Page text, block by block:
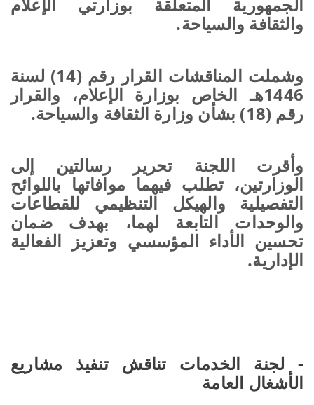
والثقافة والسياحة.
وشملت المناقشات القرار رقم (14) لسنة
1446هـ الخاص بوزارة الإعلام، والقرار
رقم (18) بشأن وزارة الثقافة والسياحة.
وأقرت اللجنة تحرير رسالتين إلى
الوزارتين، تطلب فيهما موافاتها باللوائح
التفصيلية والهيكل التنظيمي للقطاعات
والوحدات التابعة لهما، بهدف ضمان
تحسين الأداء المؤسسي وتعزيز الفعالية
الإدارية.
- لجنة الخدمات تناقش تنفيذ مشاريع
الأشغال العامة